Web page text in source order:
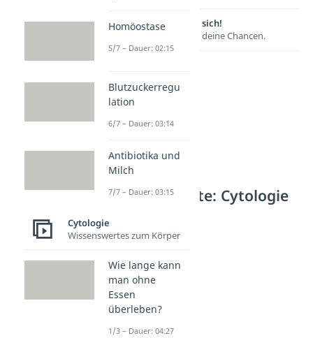
Lernen lohnt sich!
Entdecke hier deine Chancen.
Weitere Inhalte: Cytologie
Zellstrukturen
Mikrotubuli
Zentriolen
Dauer: 03:18
Mikrovilli
Dauer: 03:41
Peroxisomen
Dauer: 03:59
Homöostase
5/7 – Dauer: 02:15
Blutzuckerregu
lation
6/7 – Dauer: 03:14
Antibiotika und
Milch
7/7 – Dauer: 03:15
Cytologie
Wissenswertes zum Körper
Wie lange kann
man ohne
Essen
überleben?
1/3 – Dauer: 04:27